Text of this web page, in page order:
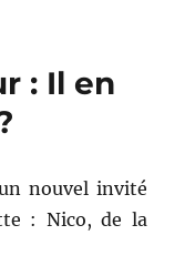
: Il en
nouvel invité
: Nico, de la